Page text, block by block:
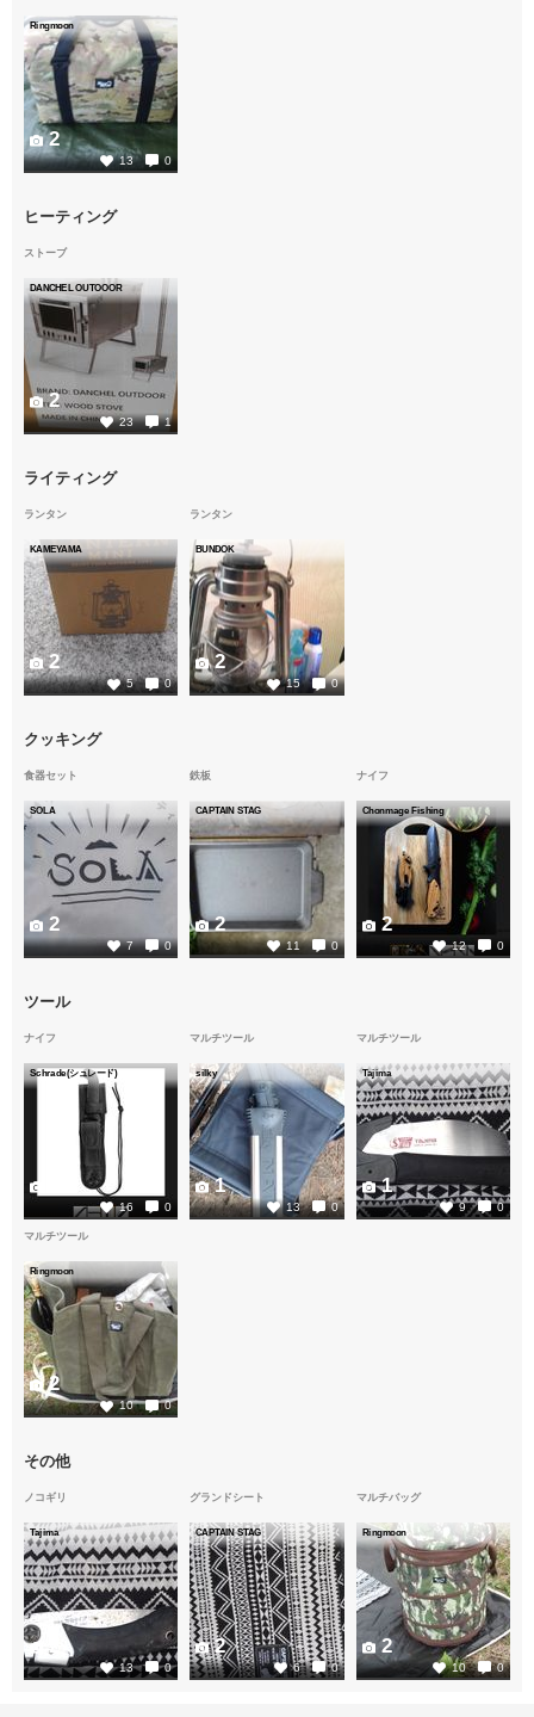
Ringmoon
13 0
2
ヒーティング
ストーブ
DANCHEL OUTOOOR
23 1
2
ライティング
ランタン
KAMEYAMA
5 0
2
ランタン
BUNDOK
15 0
2
クッキング
食器セット
SOLA
7 0
2
鉄板
CAPTAIN STAG
11 0
2
ナイフ
Chonmage Fishing
12 0
2
ツール
ナイフ
Schrade(シュレード)
16 0
マルチツール
silky
13 0
1
マルチツール
Tajima
9 0
1
マルチツール
Ringmoon
10 0
2
その他
ノコギリ
Tajima
13 0
2
グランドシート
CAPTAIN STAG
6 0
2
マルチバッグ
Ringmoon
10 0
2